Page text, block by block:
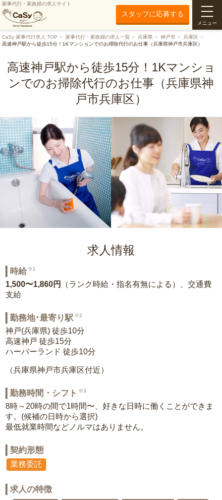
家事代行・家政婦の求人サイト
スタッフに応募する
メニュー
CaSy 家事代行求人 TOP 家事代行・家政婦の求人一覧 兵庫県 神戸市
兵庫区
高速神戸駅から徒歩15分！1Kマンションでのお掃除代行のお仕事（兵庫県神戸市兵庫区）
高速神戸駅から徒歩15分！1Kマンショ
ンでのお掃除代行のお仕事（兵庫県神
戸市兵庫区）
求人情報
時給 ※1
1,500〜1,860円
（ランク時給・指名有無による）、交通費
支給
勤務地･最寄り駅 ※2
神戸(兵庫県) 徒歩10分
高速神戸 徒歩15分
ハーバーランド 徒歩10分
（兵庫県神戸市兵庫区付近）
勤務時間・シフト ※3
8時～20時の間で1時間〜、好きな日時に働くことができま
す。(候補の日時から選択)
最低就業時間などノルマはありません。
契約形態
業務委託
求人の特徴